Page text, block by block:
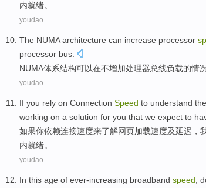
内就绪。
youdao
The NUMA architecture can increase processor
processor bus
NUMA体系结构可以在不增加处理器总线负载的情
youdao
If you rely on Connection Speed to understand
working on a solution for you that we expect to
如果你依赖连接速度来了解网页加载速度及延迟 ，
内就绪。
youdao
In this age of ever-increasing broadband speed ,